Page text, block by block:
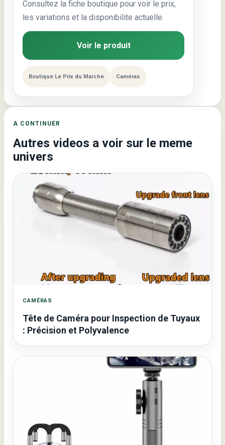
Consultez la fiche boutique pour voir le prix,
les variations et la disponibilite actuelle.
Voir le produit
Boutique Le Prix du Marche Caméras
A CONTINUER
Autres videos a voir sur le meme
univers
CAMÉRAS
Tête de Caméra pour Inspection de Tuyaux
: Précision et Polyvalence